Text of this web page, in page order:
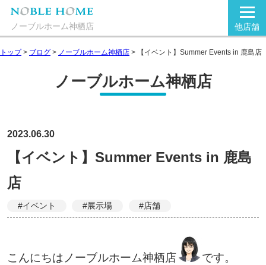
ノーブルホーム神栖店 他店舗
トップ> ブログ > ノーブルホーム神栖店 > 【イベント】Summer Events in 鹿島店
ノーブルホーム神栖店
2023.06.30
【イベント】Summer Events in 鹿島
店
#イベント #展示場 #店舗
こんにちはノーブルホーム神栖店 です。